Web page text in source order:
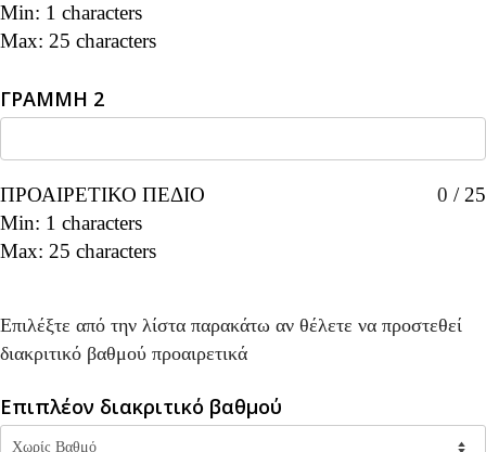
Min: 1 characters
Max: 25 characters
ΓΡΑΜΜΗ 2
0 / 25
ΠΡΟΑΙΡΕΤΙΚΟ ΠΕΔΙΟ
Min: 1 characters
Max: 25 characters
Επιλέξτε από την λίστα παρακάτω αν θέλετε να προστεθεί
διακριτικό βαθμού προαιρετικά
Επιπλέον διακριτικό βαθμού